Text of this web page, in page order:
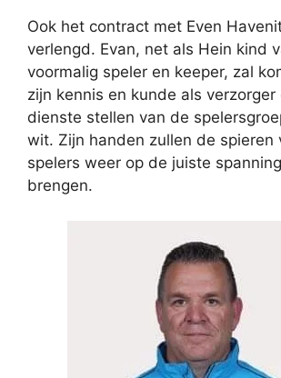
Ook het contract met Even
verlengd. Evan, net als Hein kind
voormalig speler en keeper, zal
zijn kennis en kunde als
dienste stellen van de
wit. Zijn handen zullen de spieren
spelers weer op de juiste
brengen.